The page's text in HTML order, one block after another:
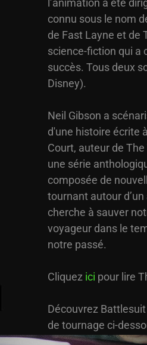
connu sous le nom
de Fast Layne et de
science-fiction qui a
succès. Tous deux
Disney).
Neil Gibson a
d'une histoire écrite
Court, auteur de
une série
composée de
tournant autour
cherche à sauver
voyageur dans le
notre passé.
Cliquez ici pour lire
Découvrez
de tournage ci-